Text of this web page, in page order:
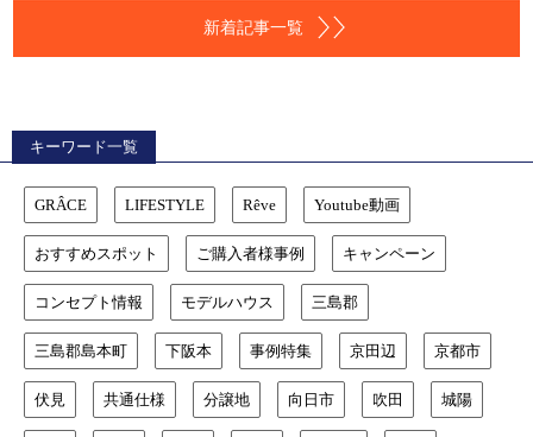
新着記事一覧
キーワード一覧
GRÂCE LIFESTYLE Rêve Youtube動画
おすすめスポット ご購入者様事例 キャンペーン
コンセプト情報 モデルハウス 三島郡
三島郡島本町 下阪本 事例特集 京田辺 京都市
伏見 共通仕様 分譲地 向日市 吹田 城陽